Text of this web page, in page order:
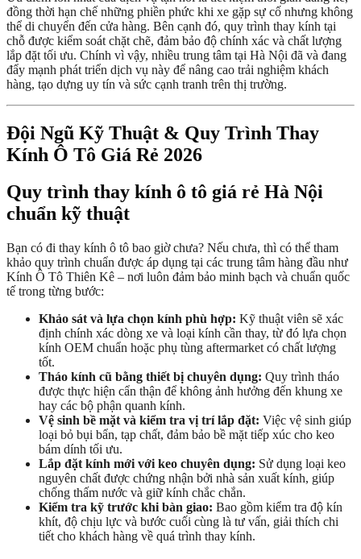
đồng thời hạn chế những phiền phức khi xe gặp sự cố nhưng không
thể di chuyển đến cửa hàng. Bên cạnh đó, quy trình thay kính tại
chỗ được kiểm soát chặt chẽ, đảm bảo độ chính xác và chất lượng
lắp đặt tối ưu. Chính vì vậy, nhiều trung tâm tại Hà Nội đã và đang
đẩy mạnh phát triển dịch vụ này để nâng cao trải nghiệm khách
hàng, tạo dựng uy tín và sức cạnh tranh trên thị trường.
Đội Ngũ Kỹ Thuật & Quy Trình Thay
Kính Ô Tô Giá Rẻ 2026
Quy trình thay kính ô tô giá rẻ Hà Nội
chuẩn kỹ thuật
Bạn có đi thay kính ô tô bao giờ chưa? Nếu chưa, thì có thể tham
khảo quy trình chuẩn được áp dụng tại các trung tâm hàng đầu như
Kính Ô Tô Thiên Kê – nơi luôn đảm bảo minh bạch và chuẩn quốc
tế trong từng bước:
Khảo sát và lựa chọn kính phù hợp: Kỹ thuật viên sẽ xác
định chính xác dòng xe và loại kính cần thay, từ đó lựa chọn
kính OEM chuẩn hoặc phụ tùng aftermarket có chất lượng
tốt.
Tháo kính cũ bằng thiết bị chuyên dụng: Quy trình tháo
được thực hiện cẩn thận để không ảnh hưởng đến khung xe
hay các bộ phận quanh kính.
Vệ sinh bề mặt và kiểm tra vị trí lắp đặt: Việc vệ sinh giúp
loại bỏ bụi bẩn, tạp chất, đảm bảo bề mặt tiếp xúc cho keo
bám dính tối ưu.
Lắp đặt kính mới với keo chuyên dụng: Sử dụng loại keo
nguyên chất được chứng nhận bởi nhà sản xuất kính, giúp
chống thấm nước và giữ kính chắc chắn.
Kiểm tra kỹ trước khi bàn giao: Bao gồm kiểm tra độ kín
khít, độ chịu lực và bước cuối cùng là tư vấn, giải thích chi
tiết cho khách hàng về quá trình thay kính.